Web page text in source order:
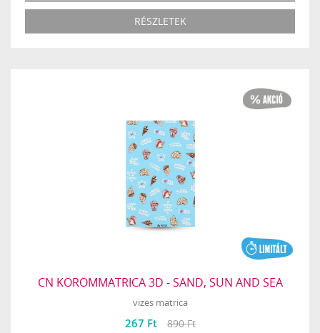
RÉSZLETEK
CN KÖRÖMMATRICA 3D - SAND, SUN AND SEA
vizes matrica
267 Ft 890 Ft